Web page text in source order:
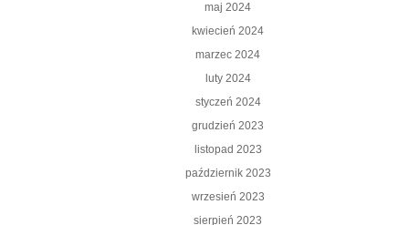
maj 2024
kwiecień 2024
marzec 2024
luty 2024
styczeń 2024
grudzień 2023
listopad 2023
październik 2023
wrzesień 2023
sierpień 2023